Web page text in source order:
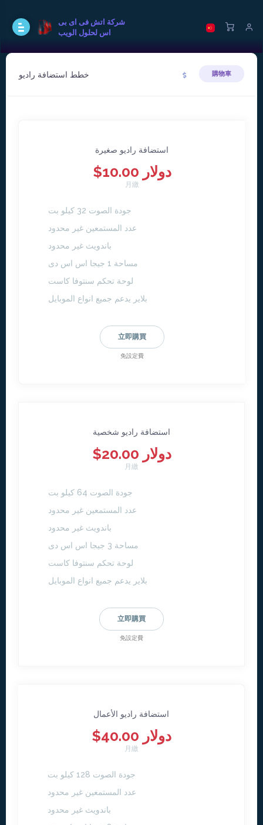
شركة اتش فى اى بى
اس لحلول الويب
خطط استضافة راديو 購物車
استضافة راديو صغيرة
$10.00 دولار
月繳
جودة الصوت 32 كيلو بت
عدد المستمعين غير محدود
باندويث غير محدود
مساحة 1 جيجا اس اس دى
لوحة تحكم سنتوفا كاست
بلاير يدعم جميع انواع الموبايل
立即購買
免設定費
استضافة راديو شخصية
$20.00 دولار
月繳
جودة الصوت 64 كيلو بت
عدد المستمعين غير محدود
باندويث غير محدود
مساحة 3 جيجا اس اس دى
لوحة تحكم سنتوفا كاست
بلاير يدعم جميع انواع الموبايل
立即購買
免設定費
استضافة راديو الأعمال
$40.00 دولار
月繳
جودة الصوت 128 كيلو بت
عدد المستمعين غير محدود
باندويث غير محدود